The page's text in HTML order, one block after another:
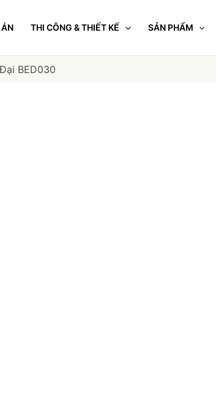
THI CÔNG & THIẾT KẾ SẢN PHẨM
BED030